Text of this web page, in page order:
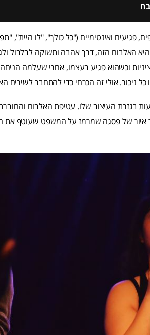
ואינטימיים ("כל כולך", "לו היית",
האלבום הזה, דרך אהבה ותשוקה לבלבול
וכשהוא פגיע בעצמו, אחרי שעלמה
ניכור. אולי זה הכרחי כדי להתחבר לשירים
בגזרת העיצוב שלו. עטיפת האלבום
איור של פסגה שמרמז על המשפט שעוטף את